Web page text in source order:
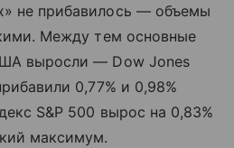
не прибавилось — объемы
Между тем основные
выросли — Dow Jones
0,77% и 0,98%
S&P 500 вырос на 0,83%
максимум.